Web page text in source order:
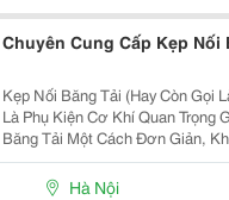
Chuyên Cung Cấp Kẹp Nối
Kẹp Nối Băng Tải (Hay Còn Gọi
Là Phụ Kiện Cơ Khí Quan Trọng
Băng Tải Một Cách Đơn Giản,
Ép Nhiệt Phức Tạp. Sản Phẩm
Liệu Thép Carbon Mạ Kẽm
Hà Nội